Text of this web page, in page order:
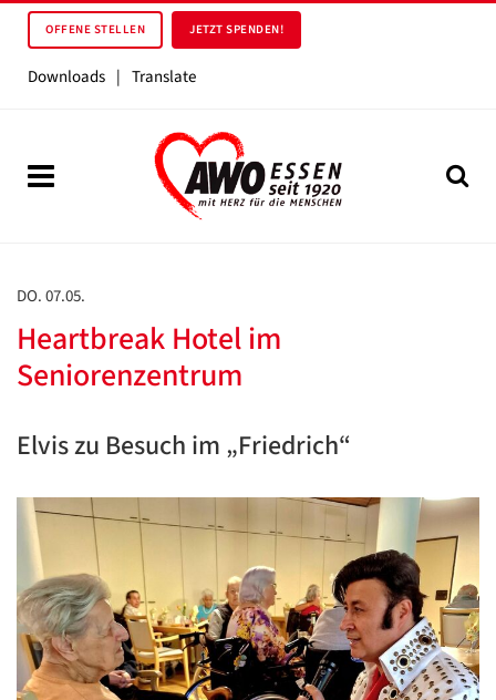
OFFENE STELLEN JETZT SPENDEN!
Downloads | Translate
DO. 07.05.
Heartbreak Hotel im
Seniorenzentrum
Elvis zu Besuch im „Friedrich“